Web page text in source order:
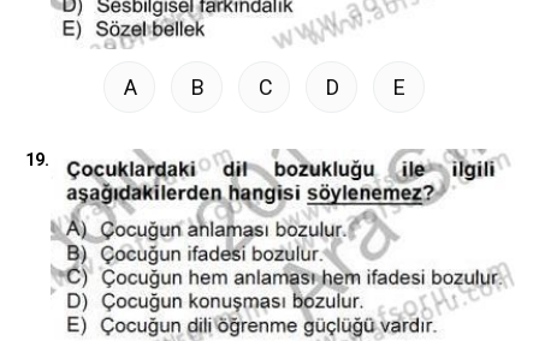
A B C D E
19.